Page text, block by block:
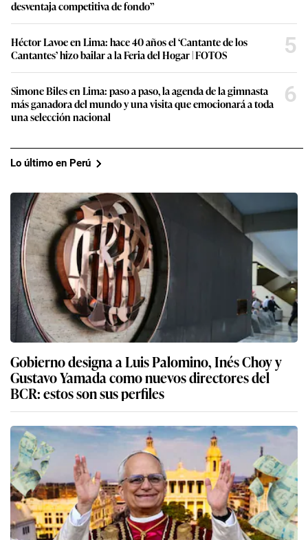
desventaja competitiva de fondo”
Héctor Lavoe en Lima: hace 40 años el ‘Cantante de los
Cantantes’ hizo bailar a la Feria del Hogar | FOTOS
5
Simone Biles en Lima: paso a paso, la agenda de la gimnasta
más ganadora del mundo y una visita que emocionará a toda
una selección nacional
6
Lo último en Perú
Gobierno designa a Luis Palomino, Inés Choy y
Gustavo Yamada como nuevos directores del
BCR: estos son sus perfiles